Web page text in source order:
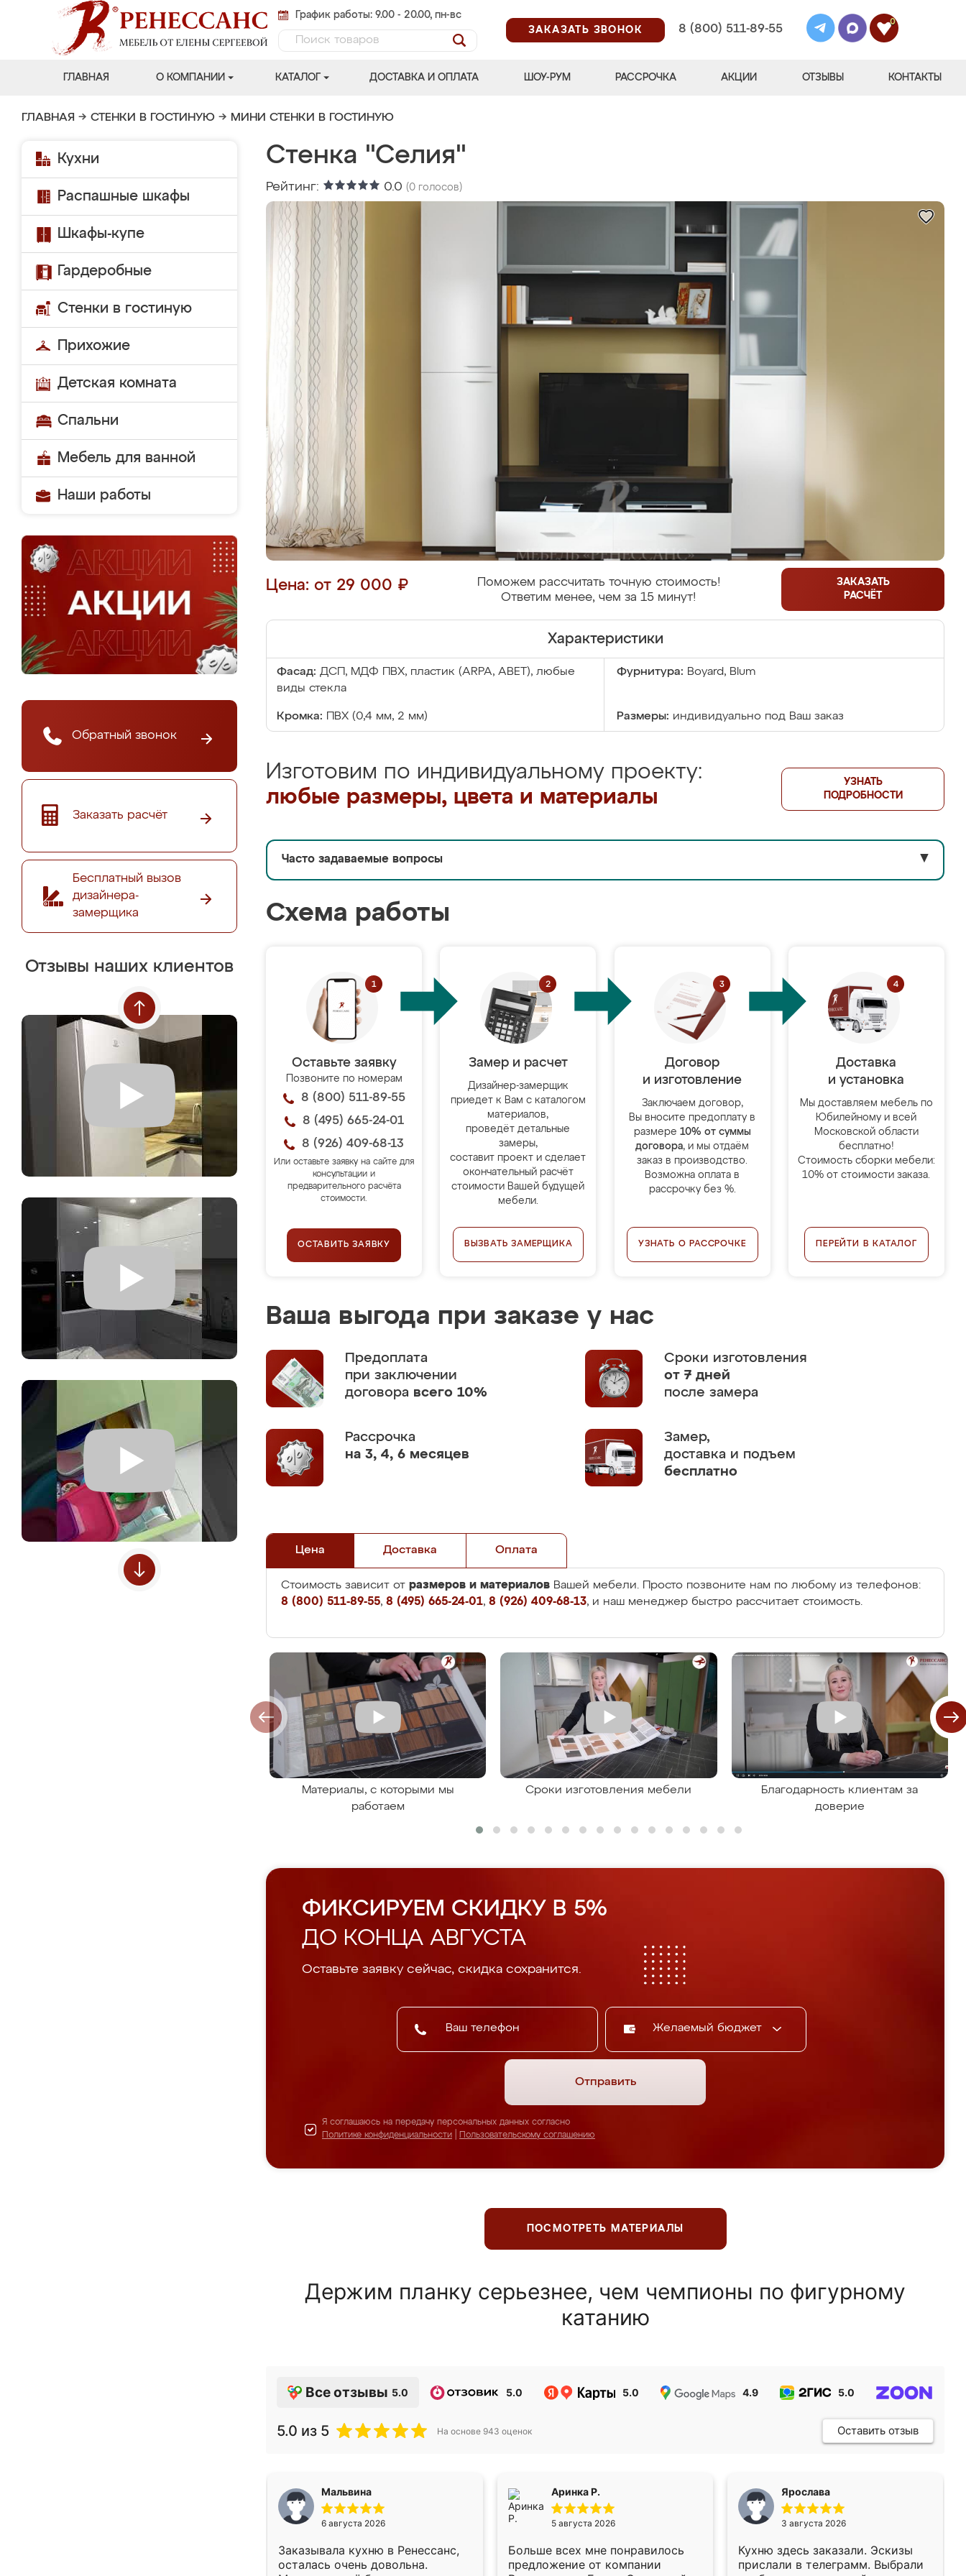
График работы: 9.00 - 20.00, пн-вс
ЗАКАЗАТЬ ЗВОНОК
8 (800) 511-89-55
0
ГЛАВНАЯ О КОМПАНИИ КАТАЛОГ ДОСТАВКА И ОПЛАТА ШОУ-РУМ РАССРОЧКА АКЦИИ ОТЗЫВЫ КОНТАКТЫ
ГЛАВНАЯ → СТЕНКИ В ГОСТИНУЮ → МИНИ СТЕНКИ В ГОСТИНУЮ
Кухни
Распашные шкафы
Шкафы-купе
Гардеробные
Стенки в гостиную
Прихожие
Детская комната
Спальни
Мебель для ванной
Наши работы
Обратный звонок
Заказать расчёт
Бесплатный вызов
дизайнера-
замерщика
Отзывы наших клиентов
Стенка "Селия"
Рейтинг: 0.0 (0 голосов)
Цена: от 29 000 ₽
Поможем рассчитать точную стоимость!
Ответим менее, чем за 15 минут!
ЗАКАЗАТЬ
РАСЧЁТ
Характеристики
Фасад: ДСП, МДФ ПВХ, пластик (ARPA, ABET), любые
виды стекла
Фурнитура: Boyard, Blum
Кромка: ПВХ (0,4 мм, 2 мм) Размеры: индивидуально под Ваш заказ
Изготовим по индивидуальному проекту:
любые размеры, цвета и материалы
УЗНАТЬ
ПОДРОБНОСТИ
Часто задаваемые вопросы ▼
Схема работы
Оставьте заявку
Позвоните по номерам
8 (800) 511-89-55
8 (495) 665-24-01
8 (926) 409-68-13
Или оставьте заявку на сайте для
консультации и
предварительного расчёта
стоимости.
ОСТАВИТЬ ЗАЯВКУ
Замер и расчет
Дизайнер-замерщик
приедет к Вам с каталогом
материалов,
проведёт детальные
замеры,
составит проект и сделает
окончательный расчёт
стоимости Вашей будущей
мебели.
ВЫЗВАТЬ ЗАМЕРЩИКА
Договор
и изготовление
Заключаем договор,
Вы вносите предоплату в
размере 10% от суммы
договора, и мы отдаём
заказ в производство.
Возможна оплата в
рассрочку без %.
УЗНАТЬ О РАССРОЧКЕ
Доставка
и установка
Мы доставляем мебель по
Юбилейному и всей
Московской области
бесплатно!
Стоимость сборки мебели:
10% от стоимости заказа.
ПЕРЕЙТИ В КАТАЛОГ
Ваша выгода при заказе у нас
Предоплата
при заключении
договора всего 10%
Сроки изготовления
от 7 дней
после замера
Рассрочка
на 3, 4, 6 месяцев
Замер,
доставка и подъем
бесплатно
Цена Доставка Оплата
Стоимость зависит от размеров и материалов Вашей мебели. Просто позвоните нам по любому из телефонов:
8 (800) 511-89-55, 8 (495) 665-24-01, 8 (926) 409-68-13, и наш менеджер быстро рассчитает стоимость.
Материалы, с которыми мы
работаем
Сроки изготовления мебели
Благодарность клиентам за
доверие
ФИКСИРУЕМ СКИДКУ В 5%
ДО КОНЦА АВГУСТА
Оставьте заявку сейчас, скидка сохранится.
Желаемый бюджет
Отправить
Я соглашаюсь на передачу персональных данных согласно
Политике конфиденциальности
Пользовательскому соглашению
ПОСМОТРЕТЬ МАТЕРИАЛЫ
Держим планку серьезнее, чем чемпионы по фигурному
катанию
Все отзывы 5.0 5.0 5.0 4.9 5.0
5.0 из 5 На основе 943 оценок Оставить отзыв
Мальвина
6 августа 2026
Заказывала кухню в Ренессанс,
осталась очень довольна.
Аринка Р.
5 августа 2026
Больше всех мне понравилось
предложение от компании
Ярослава
3 августа 2026
Кухню здесь заказали. Эскизы
прислали в телеграмм. Выбрали